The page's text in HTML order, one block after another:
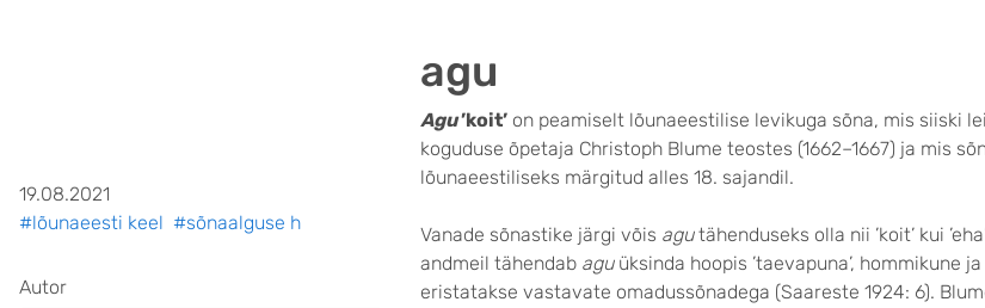
agu
Agu’koit’ on peamiselt lõunaeestilise levikuga sõna, mis siiski
koguduse õpetaja Christoph Blume teostes (1662–1667) ja mis
lõunaeestiliseks märgitud alles 18. sajandil.
Vanade sõnastike järgi võis agutähenduseks olla nii ’koit’ kui
andmeil tähendab aguüksinda hoopis ’taevapuna’, hommikune
eristatakse vastavate omadussõnadega (Saareste 1924: 6).
19.08.2021
#lõunaeesti keel #sõnaalguse h
Autor